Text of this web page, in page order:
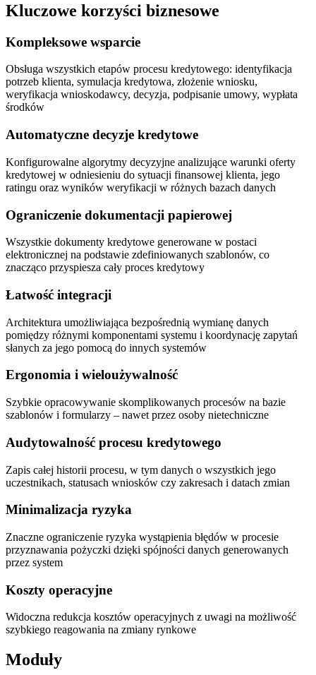
Kluczowe korzyści biznesowe
Kompleksowe wsparcie
Obsługa wszystkich etapów procesu kredytowego: identyfikacja
potrzeb klienta, symulacja kredytowa, złożenie wniosku,
weryfikacja wnioskodawcy, decyzja, podpisanie umowy, wypłata
środków
Automatyczne decyzje kredytowe
Konfigurowalne algorytmy decyzyjne analizujące warunki oferty
kredytowej w odniesieniu do sytuacji finansowej klienta, jego
ratingu oraz wyników weryfikacji w różnych bazach danych
Ograniczenie dokumentacji papierowej
Wszystkie dokumenty kredytowe generowane w postaci
elektronicznej na podstawie zdefiniowanych szablonów, co
znacząco przyspiesza cały proces kredytowy
Łatwość integracji
Architektura umożliwiająca bezpośrednią wymianę danych
pomiędzy różnymi komponentami systemu i koordynację zapytań
słanych za jego pomocą do innych systemów
Ergonomia i wieloużywalność
Szybkie opracowywanie skomplikowanych procesów na bazie
szablonów i formularzy – nawet przez osoby nietechniczne
Audytowalność procesu kredytowego
Zapis całej historii procesu, w tym danych o wszystkich jego
uczestnikach, statusach wniosków czy zakresach i datach zmian
Minimalizacja ryzyka
Znaczne ograniczenie ryzyka wystąpienia błędów w procesie
przyznawania pożyczki dzięki spójności danych generowanych
przez system
Koszty operacyjne
Widoczna redukcja kosztów operacyjnych z uwagi na możliwość
szybkiego reagowania na zmiany rynkowe
Moduły